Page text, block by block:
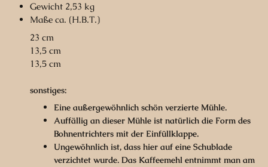
Gewicht 2,53 kg
Maße ca. (H.B.T.)
23 cm
13,5 cm
13,5 cm
sonstiges:
Eine außergewöhnlich schön verzierte Mühle.
Auffällig an dieser Mühle ist natürlich die Form des
Bohnentrichters mit der Einfüllklappe.
Ungewöhnlich ist, dass hier auf eine Schublade
verzichtet wurde. Das Kaffeemehl entnimmt man am